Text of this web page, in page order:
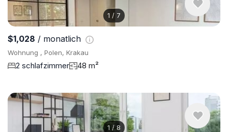
1 / 7
$1,028 / monatlich
Wohnung , Polen, Krakau
2 schlafzimmer 48 m²
1 /8